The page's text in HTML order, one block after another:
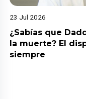
23 Jul 2026
¿Sabías que
la muerte? El
siempre